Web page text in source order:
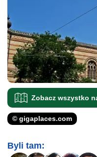
Zobacz wszystko
© gigaplaces.com
Byli tam: